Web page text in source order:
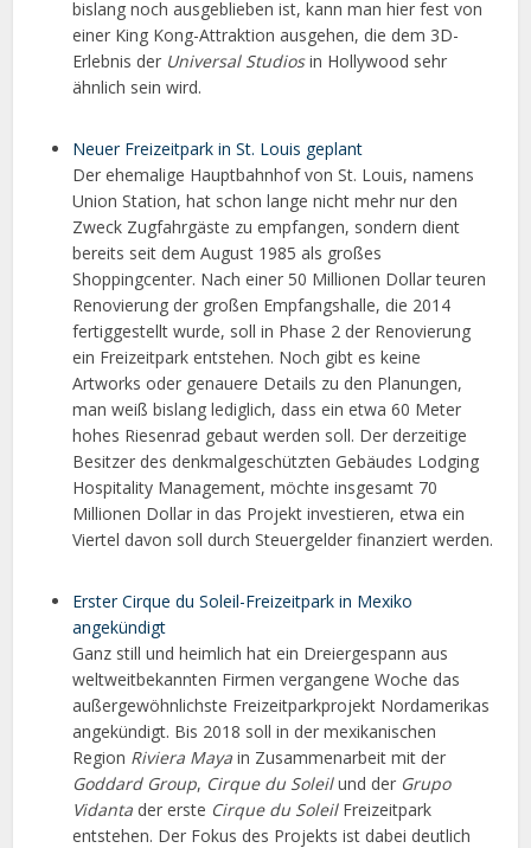
bislang noch ausgeblieben ist, kann man hier fest von
einer King Kong-Attraktion ausgehen, die dem 3D-
Erlebnis der Universal Studiosin Hollywood sehr
ähnlich sein wird.
Neuer Freizeitpark in St. Louis geplant
Der ehemalige Hauptbahnhof von St. Louis, namens
Union Station, hat schon lange nicht mehr nur den
Zweck Zugfahrgäste zu empfangen, sondern dient
bereits seit dem August 1985 als großes
Shoppingcenter. Nach einer 50 Millionen Dollar teuren
Renovierung der großen Empfangshalle, die 2014
fertiggestellt wurde, soll in Phase 2 der Renovierung
ein Freizeitpark entstehen. Noch gibt es keine
Artworks oder genauere Details zu den Planungen,
man weiß bislang lediglich, dass ein etwa 60 Meter
hohes Riesenrad gebaut werden soll. Der derzeitige
Besitzer des denkmalgeschützten Gebäudes Lodging
Hospitality Management, möchte insgesamt 70
Millionen Dollar in das Projekt investieren, etwa ein
Viertel davon soll durch Steuergelder finanziert werden.
Erster Cirque du Soleil-Freizeitpark in Mexiko
angekündigt
Ganz still und heimlich hat ein Dreiergespann aus
weltweitbekannten Firmen vergangene Woche das
außergewöhnlichste Freizeitparkprojekt Nordamerikas
angekündigt. Bis 2018 soll in der mexikanischen
Region Riviera Maya in Zusammenarbeit mit der
Goddard Group, Cirque du Soleilund der Grupo
Vidanta der erste Cirque du SoleilFreizeitpark
entstehen. Der Fokus des Projekts ist dabei deutlich